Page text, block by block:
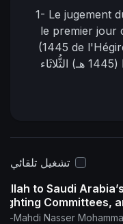
1- Le jugement
le premier jour
(1445 de
تشغيل تلقائي
to Saudi
Committees,
Allah and use the
Mahdi Nasser